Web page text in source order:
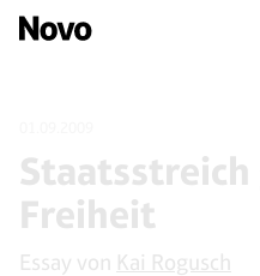
Staatsstreich
Freiheit
Essay von Kai Rogusch